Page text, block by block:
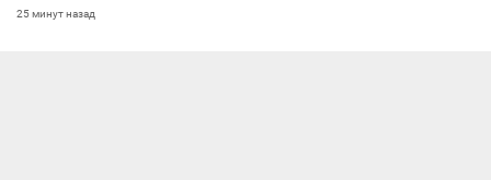
25 минут назад